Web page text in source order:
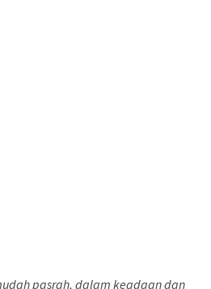
pasrah, dalam keadaan dan